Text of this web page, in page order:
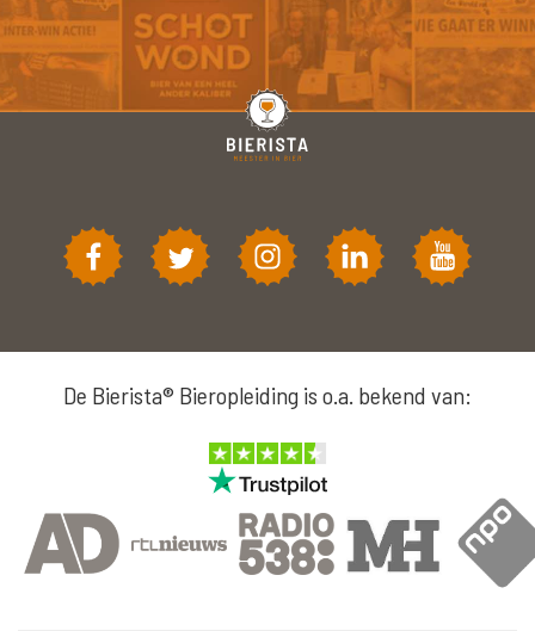
De Bierista® Bieropleiding is o.a. bekend van: